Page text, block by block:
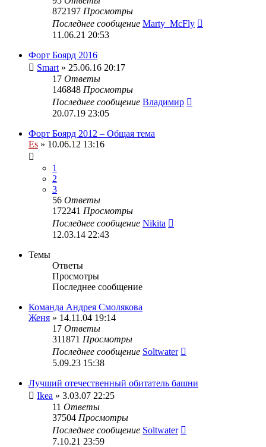
872197 Просмотры
Последнее сообщение Marty_McFly
11.06.21 20:53
Форт Боярд 2016
Smart » 25.06.16 20:17
17 Ответы
146848 Просмотры
Последнее сообщение Владимир
20.07.19 23:05
Форт Боярд 2012 – Общая тема
Es » 10.06.12 13:16
1
2
3
56 Ответы
172241 Просмотры
Последнее сообщение Nikita
12.03.14 22:43
Темы
Ответы
Просмотры
Последнее сообщение
Команда Андрея Смолякова
Женя » 14.11.04 19:14
17 Ответы
311871 Просмотры
Последнее сообщение Soltwater
5.09.23 15:38
Лучший отечественный обитатель башни
Ikea » 3.03.07 22:25
11 Ответы
37504 Просмотры
Последнее сообщение Soltwater
7.10.21 23:59